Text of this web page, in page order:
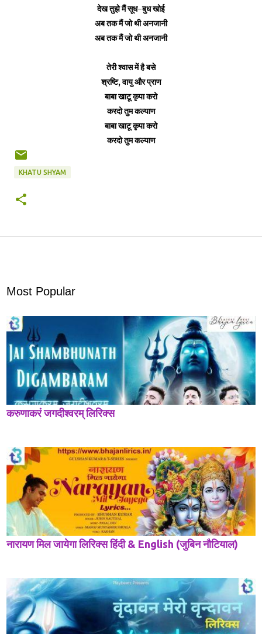
देख तुझे मैं सूध-बुध खोई
अब तक मैं जो थी अनजानी
अब तक मैं जो थी अनजानी
तेरी श्वास में है बसे
श्रष्टि, वायु और प्राण
बाबा खाटू कृपा करो
करदो तुम कल्याण
बाबा खाटू कृपा करो
करदो तुम कल्याण
KHATU SHYAM
Most Popular
करुणाकरं जगदीश्वरम् लिरिक्स
नारायण मिल जायेगा लिरिक्स हिंदी & English (जुबिन नौटियाल)